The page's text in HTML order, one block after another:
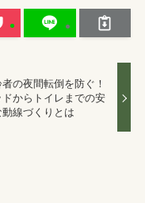
の夜間転倒を防ぐ！
ドからトイレまでの安
動線づくりとは